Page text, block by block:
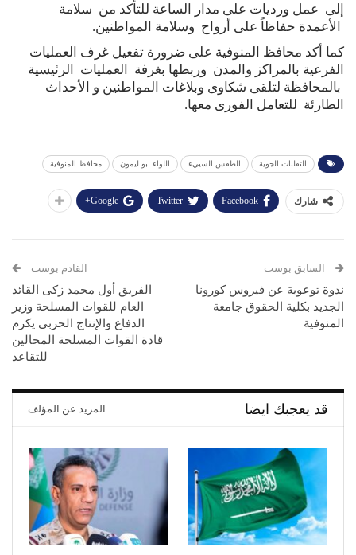
إلى عمل ورديات على مدار الساعة للتأكد من سلامة
الأعمدة حفاظاً على أرواح وسلامة المواطنين.
كما أكد محافظ المنوفية على ضرورة تفعيل غرف العمليات
الفرعية بالمراكز والمدن وربطها بغرفة العمليات الرئيسية
بالمحافظة لتلقى شكاوى وبلاغات المواطنين و الأحداث
الطارئة للتعامل الفورى معها.
التقلبات الجوية الطقس السييء اللواء ـبو ليمون محافظ المنوفية
شارك Facebook
Twitter
Google+
السابق بوست
ندوة توعوية عن فيروس كورونا
الجديد بكلية الحقوق جامعة
المنوفية
القادم بوست
الفريق أول محمد زكى القائد
العام للقوات المسلحة وزير
الدفاع والإنتاج الحربى يكرم
قادة القوات المسلحة المحالين
للتقاعد
قد يعجبك ايضا المزيد عن المؤلف